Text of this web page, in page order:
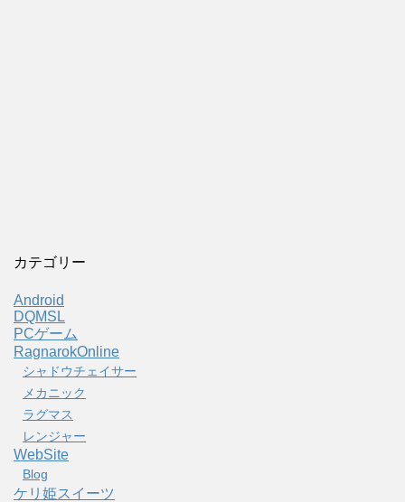
カテゴリー
Android
DQMSL
PCゲーム
RagnarokOnline
シャドウチェイサー
メカニック
ラグマス
レンジャー
WebSite
Blog
ケリ姫スイーツ